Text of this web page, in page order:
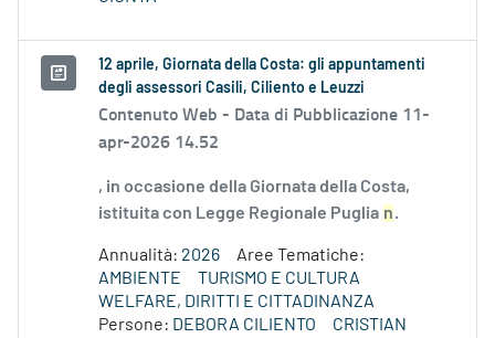
12 aprile, Giornata della Costa: gli appuntamenti
degli assessori Casili, Ciliento e Leuzzi
Contenuto Web - Data di Pubblicazione 11-
apr-2026 14.52
, in occasione della Giornata della Costa,
istituita con Legge Regionale Puglia n.
Annualità: 2026
Aree Tematiche:
AMBIENTE
TURISMO E CULTURA
WELFARE, DIRITTI E CITTADINANZA
Persone: DEBORA CILIENTO
CRISTIAN